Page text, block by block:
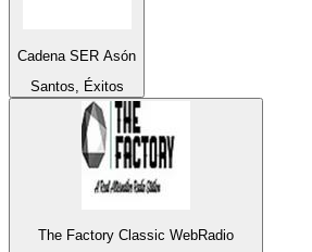
Cadena SER Asón
Santos, Éxitos
The Factory Classic WebRadio